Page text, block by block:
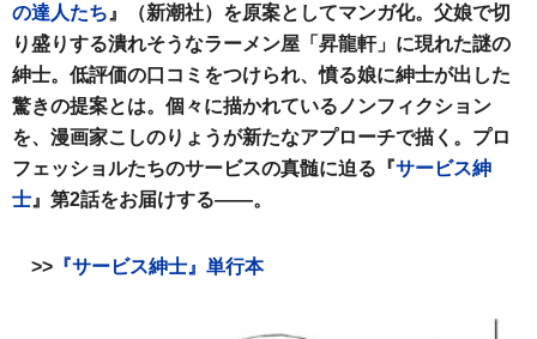
の達人たち 』（新潮社）を原案としてマンガ化。父娘で切
り盛りする潰れそうなラーメン屋「昇龍軒」に現れた謎の
紳士。低評価の口コミをつけられ、憤る娘に紳士が出した
驚きの提案とは。個々に描かれているノンフィクション
を、漫画家こしのりょうが新たなアプローチで描く。プロ
フェッショルたちのサービスの真髄に迫る『サービス紳
士 』第2話をお届けする――。
>> 『サービス紳士』単行本